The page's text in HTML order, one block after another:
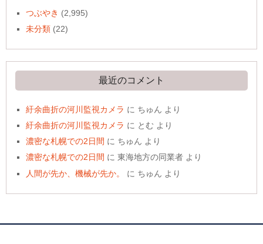
つぶやき (2,995)
未分類 (22)
最近のコメント
紆余曲折の河川監視カメラ に ちゅん より
紆余曲折の河川監視カメラ に とむ より
濃密な札幌での2日間 に ちゅん より
濃密な札幌での2日間 に東海地方の同業者 より
人間が先か、機械が先か。
に ちゅん より